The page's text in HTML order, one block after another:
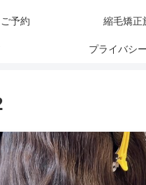
予約 縮毛矯正
プライバシ